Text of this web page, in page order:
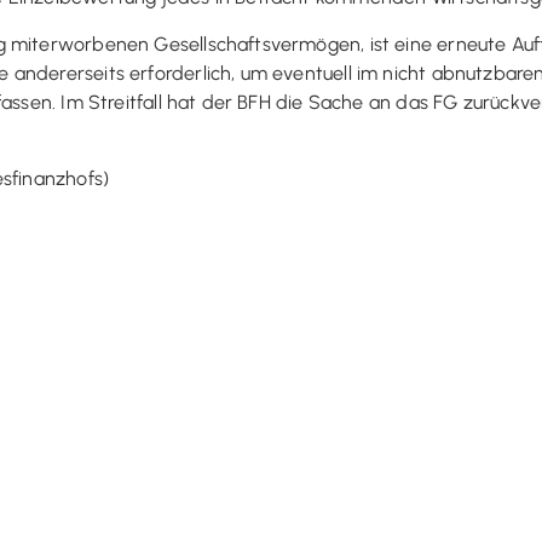
Gesellschaftsvermögen, ist eine erneute
andererseits erforderlich, um eventuell im nicht
Im Streitfall hat der BFH die Sache an das FG